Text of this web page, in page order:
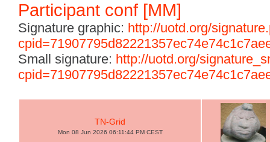
Participant conf [MM]
Signature graphic: http://uotd.org/
Small signature: http://uotd.org/
TN-Grid
Mon 08 Jun 2026 06:11:44 PM CEST